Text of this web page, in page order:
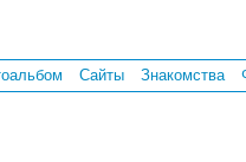
Сайты Знакомства